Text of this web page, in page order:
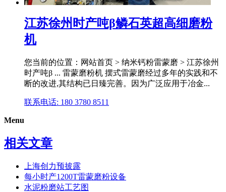
江苏徐州时产吨β鳞石英超高细磨粉
机
您当前的位置：网站首页 > 纳米钙粉雷蒙磨 > 江苏徐州
时产吨β ... 雷蒙磨粉机 摆式雷蒙磨经过多年的实践和不
断的改进,其结构已日臻完善。因为广泛应用于冶金...
联系电话: 180 3780 8511
Menu
相关文章
上海创力预披露
每小时产1200T雷蒙磨粉设备
水泥粉磨站工艺图